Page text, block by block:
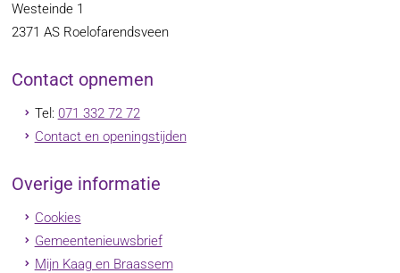
Westeinde 1
2371 AS Roelofarendsveen
Contact opnemen
Tel: 071 332 72 72
Contact en openingstijden
Overige informatie
Cookies
Gemeentenieuwsbrief
Mijn Kaag en Braassem